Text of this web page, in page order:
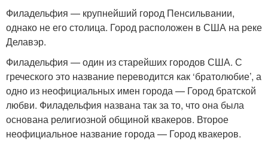
Филадельфия — крупнейший город Пенсильвании,
однако не его столица. Город расположен в США на реке
Делавэр.
Филадельфия — один из старейших городов США. С
греческого это название переводится как ‘братолюбие’, а
одно из неофициальных имен города — Город братской
любви. Филадельфия названа так за то, что она была
основана религиозной общиной квакеров. Второе
неофициальное название города — Город квакеров.